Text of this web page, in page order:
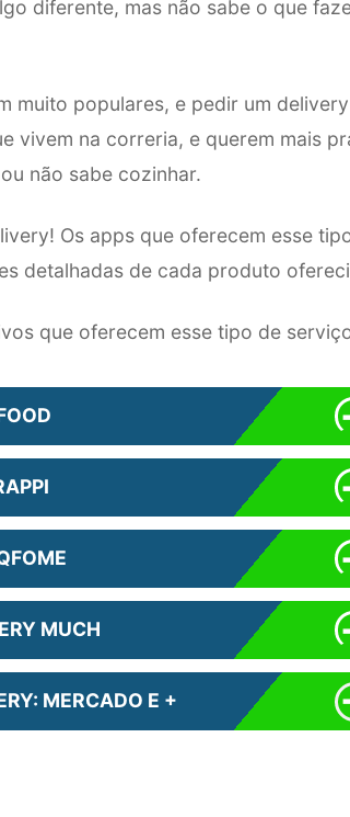
diferente, mas não sabe o que
muito populares, e pedir um
vivem na correria, e querem mais
não sabe cozinhar.
Os apps que oferecem esse
detalhadas de cada produto
que oferecem esse tipo de
MUCH
MERCADO E +